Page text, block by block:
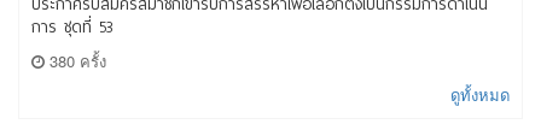
การ ชุดที่ 53
380 ครั้ง
ดูทั้งหมด